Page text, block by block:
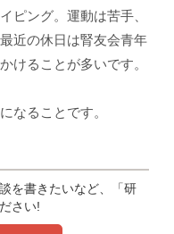
ピング。運動は苦手、
近の休日は腎友会青年
けることが多いです。
なることです。
を書きたいなど、「研
さい!